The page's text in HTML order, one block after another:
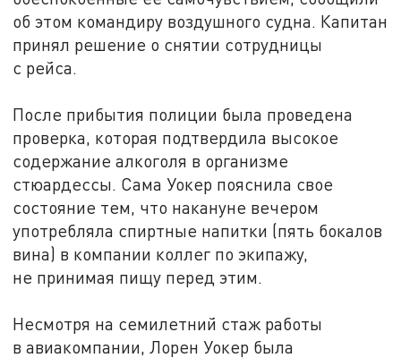
об этом командиру воздушного судна. Капитан
принял решение о снятии сотрудницы
с рейса.
После прибытия полиции была проведена
проверка, которая подтвердила высокое
содержание алкоголя в организме
стюардессы. Сама Уокер пояснила свое
состояние тем, что накануне вечером
употребляла спиртные напитки (пять бокалов
вина) в компании коллег по экипажу,
не принимая пищу перед этим.
Несмотря на семилетний стаж работы
в авиакомпании, Лорен Уокер была